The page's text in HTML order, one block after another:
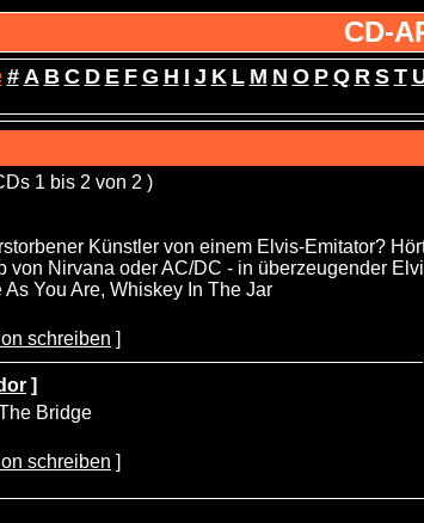
CD-
# A B C D E F G H I J K L M N O P Q R S T
1 bis 2 von 2 )
Künstler von einem Elvis-Emitator?
von Nirvana oder AC/DC - in überzeugender
As You Are, Whiskey In The Jar
schreiben ]
]
Bridge
schreiben ]